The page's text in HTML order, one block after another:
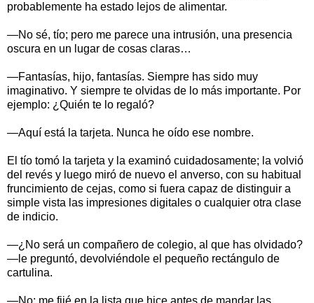
probablemente ha estado lejos de alimentar.
—No sé, tío; pero me parece una intrusión, una presencia
oscura en un lugar de cosas claras…
—Fantasías, hijo, fantasías. Siempre has sido muy
imaginativo. Y siempre te olvidas de lo más importante. Por
ejemplo: ¿Quién te lo regaló?
—Aquí está la tarjeta. Nunca he oído ese nombre.
El tío tomó la tarjeta y la examinó cuidadosamente; la volvió
del revés y luego miró de nuevo el anverso, con su habitual
fruncimiento de cejas, como si fuera capaz de distinguir a
simple vista las impresiones digitales o cualquier otra clase
de indicio.
—¿No será un compañero de colegio, al que has olvidado?
—le preguntó, devolviéndole el pequeño rectángulo de
cartulina.
—No; me fijé en la lista que hice antes de mandar las